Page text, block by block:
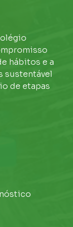
hábitos e a
sustentável
de etapas